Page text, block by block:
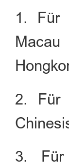
1. Für
2. Für
3. Für